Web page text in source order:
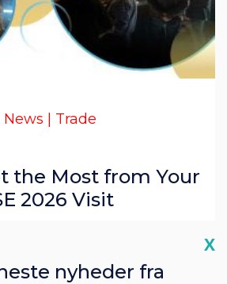
News | Trade
the Most from Your
2026 Visit
X
nyheder fra